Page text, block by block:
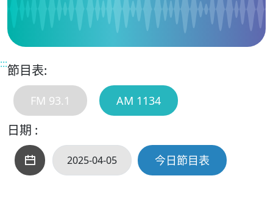
:::節目表:
FM 93.1 AM 1134
日期 :
今日節目表